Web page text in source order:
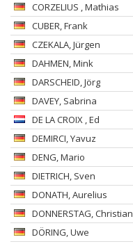
CORZELIUS , Mathias
CUBER, Frank
CZEKALA, Jürgen
DAHMEN, Mink
DARSCHEID, Jörg
DAVEY, Sabrina
DE LA CROIX , Ed
DEMIRCI, Yavuz
DENG, Mario
DIETRICH, Sven
DONATH, Aurelius
DONNERSTAG, Christian
DÖRING, Uwe